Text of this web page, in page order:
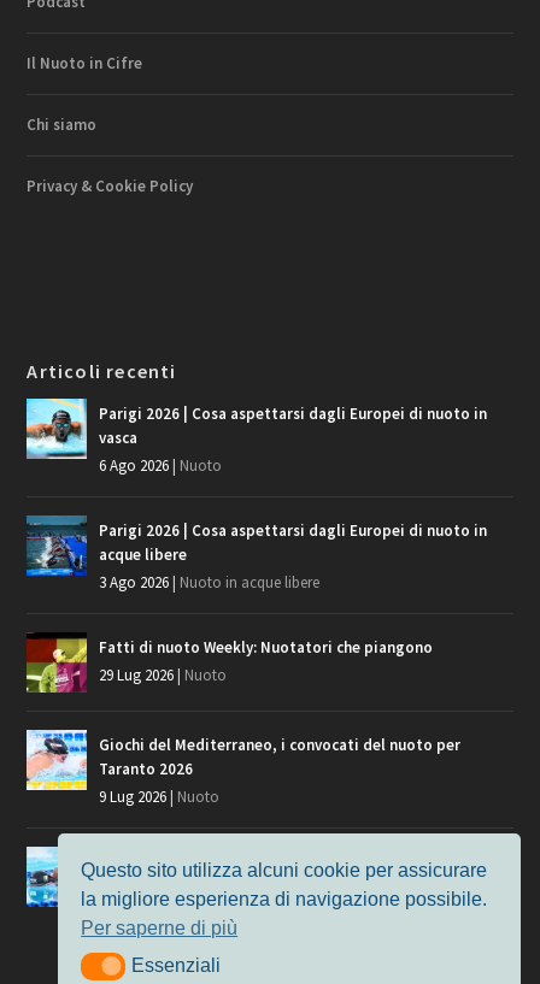
Il Nuoto in Cifre
Chi siamo
Privacy & Cookie Policy
Articoli recenti
Parigi 2026 | Cosa aspettarsi dagli Europei di nuoto in
vasca
6 Ago 2026| Nuoto
Parigi 2026 | Cosa aspettarsi dagli Europei di nuoto in
acque libere
3 Ago 2026| Nuoto in acque libere
Fatti di nuoto Weekly: Nuotatori che piangono
29 Lug 2026| Nuoto
Giochi del Mediterraneo, i convocati del nuoto per
Taranto 2026
9 Lug 2026| Nuoto
Europei di Nuoto Parigi 2026: fra veterani e giovani, chi
7 Lug 2026
Nuoto
Questo sito utilizza alcuni cookie per assicurare
la migliore esperienza di navigazione possibile.
Per saperne di più
EssenzialiEssenziali